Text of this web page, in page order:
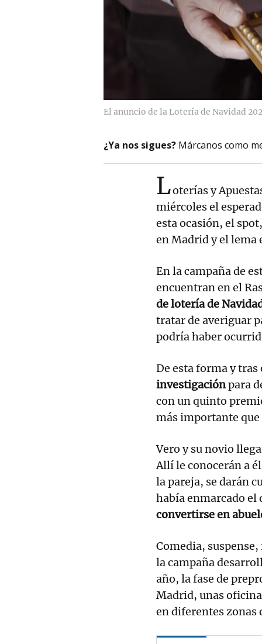
El anuncio de la Lotería de Navidad
¿Ya nos sigues? Márcanos como
Loterías y
miércoles el
esta ocasión, el
en Madrid y el lema
En la campaña de
encuentran en el
de lotería de
tratar de averiguar
podría haber
De esta forma y
investigaciónpara
con un quinto
más importante
Vero y su novio
Allí le conocerán a
la pareja, se darán
había enmarcado el
convertirse en
Comedia,
la campaña
año, la fase de
Madrid, unas
en diferentes zonas